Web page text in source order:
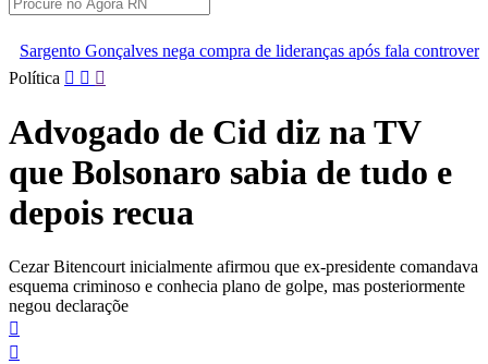
compra de lideranças após fala controversa em entrevista
Pular
conteúdo
Política
Advogado de Cid diz na TV
que Bolsonaro sabia de tudo e
depois recua
Cezar Bitencourt inicialmente afirmou que ex-presidente comandava
esquema criminoso e conhecia plano de golpe, mas posteriormente
negou declaraçõe